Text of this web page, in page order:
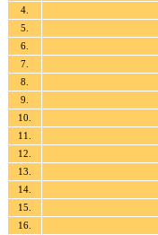
4.
5.
6.
7.
8.
9.
10.
11.
12.
13.
14.
15.
16.